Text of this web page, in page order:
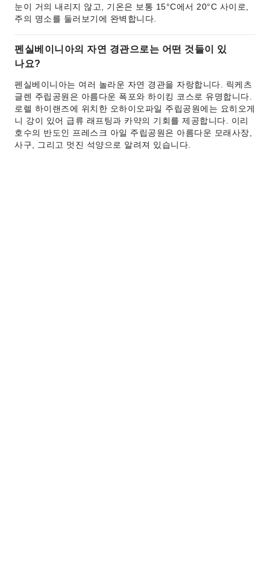
눈이 거의 내리지 않고, 기온은 보통 15°C에서 20°C 사이로,
주의 명소를 둘러보기에 완벽합니다.
펜실베이니아의 자연 경관으로는 어떤 것들이 있
나요?
펜실베이니아는 여러 놀라운 자연 경관을 자랑합니다. 릭케츠
글렌 주립공원은 아름다운 폭포와 하이킹 코스로 유명합니다.
로렐 하이랜즈에 위치한 오하이오파일 주립공원에는 요히오게
니 강이 있어 급류 래프팅과 카약의 기회를 제공합니다. 이리
호수의 반도인 프레스크 아일 주립공원은 아름다운 모래사장,
사구, 그리고 멋진 석양으로 알려져 있습니다.